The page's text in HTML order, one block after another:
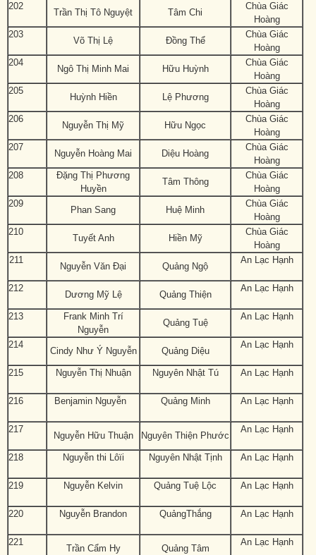
202
Trần Thị Tô Nguyệt Tâm Chi
Chùa Giác
Hoàng
203
Võ Thị Lệ Đồng Thể
Chùa Giác
Hoàng
204
Ngô Thị Minh Mai Hữu Huỳnh
Chùa Giác
Hoàng
205
Huỳnh Hiền Lệ Phương
Chùa Giác
Hoàng
206
Nguyễn Thị Mỹ Hữu Ngọc
Chùa Giác
Hoàng
207
Nguyễn Hoàng Mai Diệu Hoàng
Chùa Giác
Hoàng
208
Đặng Thị Phương
Huyền
Tâm Thông
Chùa Giác
Hoàng
209
Phan Sang Huệ Minh
Chùa Giác
Hoàng
210
Tuyết Anh Hiền Mỹ
Chùa Giác
Hoàng
211
Nguyễn Văn Đại Quảng Ngộ
An Lạc Hạnh
212
Dương Mỹ Lệ Quảng Thiện
An Lạc Hạnh
213
Frank Minh Trí
Nguyễn
Quảng Tuệ
An Lạc Hạnh
214
Cindy Như Ý Nguyễn Quảng Diệu
An Lạc Hạnh
215 Nguyễn Thị Nhuận Nguyên Nhật Tú An Lạc Hạnh
216 Benjamin Nguyễn Quảng Minh An Lạc Hạnh
217
Nguyễn Hữu Thuận Nguyên Thiện Phước
An Lạc Hạnh
218 Nguyễn thi Lôïi Nguyên Nhật Tịnh An Lạc Hạnh
219 Nguyễn Kelvin Quảng Tuệ Lộc An Lạc Hạnh
220 Nguyễn Brandon QuảngThắng An Lạc Hạnh
221
Trần Cẩm Hy Quảng Tâm
An Lạc Hạnh